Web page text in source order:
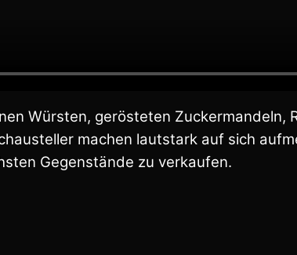
Würsten, gerösteten
machen lautstark auf sich
Gegenstände zu verkaufen.